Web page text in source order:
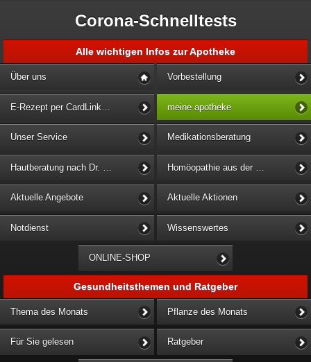
Corona-Schnelltests
Alle wichtigen Infos zur Apotheke
Über uns Vorbestellung
meine apotheke
Unser Service Medikationsberatung
Aktuelle Angebote Aktuelle Aktionen
Notdienst Wissenswertes
ONLINE-SHOP
Gesundheitsthemen und Ratgeber
Thema des Monats Pflanze des Monats
Für Sie gelesen Ratgeber